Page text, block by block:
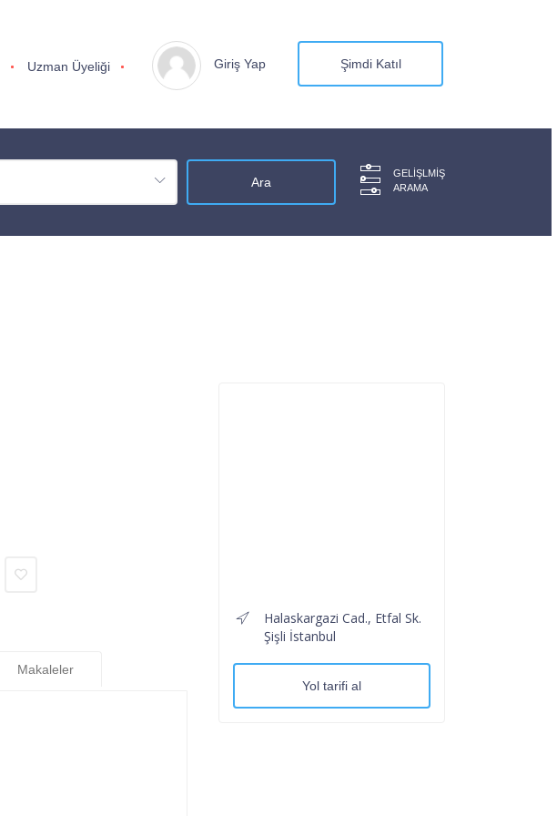
Uzman Üyeliği Giriş Yap Şimdi Katıl
GELIŞLMIŞ
ARAMA
Makaleler
Halaskargazi Cad., Etfal Sk.
Şişli İstanbul
Yol tarifi al